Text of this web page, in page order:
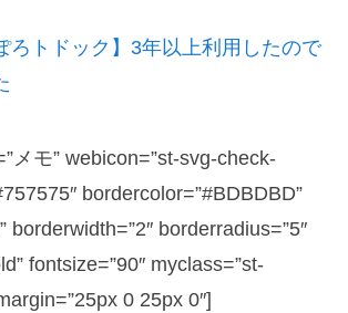
ろトドック】3年以上利用したので
メモ” webicon=”st-svg-check-
bordercolor=”#BDBDBD”
borderwidth=”2″ borderradius=”5″
fontsize=”90″ myclass=”st-
0 25px 0″]